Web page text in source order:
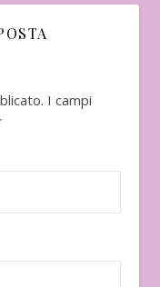
I campi